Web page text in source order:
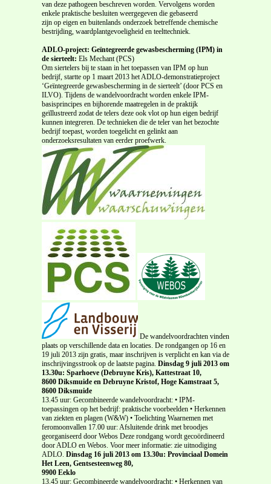
van deze pathogeen beschreven worden. Vervolgens worden
enkele praktische besluiten weergegeven die gebaseerd
zijn op eigen en buitenlands onderzoek betreffende chemische
bestrijding, waardplantgevoeligheid en teelttechniek.
ADLO-project: Geïntegreerde gewasbescherming (IPM) in
de sierteelt: Els Mechant (PCS)
Om siertelers bij te staan in het toepassen van IPM op hun
bedrijf, startte op 1 maart 2013 het ADLO-demonstratieproject
‘Geïntegreerde gewasbescherming in de sierteelt’ (door PCS en
ILVO). Tijdens de wandelvoordracht worden enkele IPM-
basisprincipes en bijhorende maatregelen in de praktijk
geïllustreerd zodat de telers deze ook vlot op hun eigen bedrijf
kunnen integreren. De technieken die de teler van het bezochte
bedrijf toepast, worden toegelicht en gelinkt aan
onderzoeksresultaten van eerder proefwerk.
De wandelvoordrachten vinden
plaats op verschillende data en locaties. De rondgangen op 16 en
19 juli 2013 zijn gratis, maar inschrijven is verplicht en kan via de
inschrijvingsstrook op de laatste pagina. Dinsdag 9 juli 2013 om
13.30u: Sparhoeve (Debruyne Kris), Kattestraat 10,
8600 Diksmuide en Debruyne Kristof, Hoge Kamstraat 5,
8600 Diksmuide
13.45 uur: Gecombineerde wandelvoordracht: • IPM-
toepassingen op het bedrijf: praktische voorbeelden • Herkennen
van ziekten en plagen (W&W) • Toelichting Waarnemen met
feromoonvallen 17.00 uur: Afsluitende drink met broodjes
georganiseerd door Webos Deze rondgang wordt gecoördineerd
door ADLO en Webos. Voor meer informatie: zie uitnodiging
ADLO. Dinsdag 16 juli 2013 om 13.30u: Provinciaal Domein
Het Leen, Gentsesteenweg 80,
9900 Eeklo
13.45 uur: Gecombineerde wandelvoordracht: • Herkennen van